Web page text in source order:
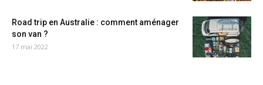
Road trip en Australie : comment aménager
son van ?
17 mai 2022